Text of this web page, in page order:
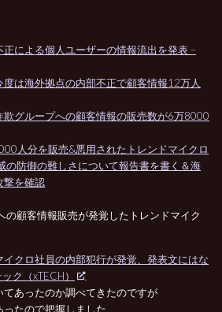
正による個人ユーザーの情報流出を発表 –
度は海外拠点の内部不正で顧客情報12万人
欺グループへの顧客情報の販売数が6万8000
人分を販売&悪用されたトレンドマイクロ
の防御の難しさについて報告書を書く＆海
撃を確認
の顧客情報販売が発覚したトレンドマイク
クロ社員の内部犯行が発覚、発表文にはな
ク（xTECH）
あったのか調べてきたのですが
たので把握しました